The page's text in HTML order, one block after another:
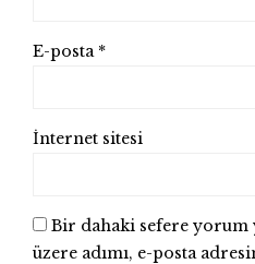
E-posta *
İnternet sitesi
Bir dahaki sefere yorum
üzere adımı, e-posta